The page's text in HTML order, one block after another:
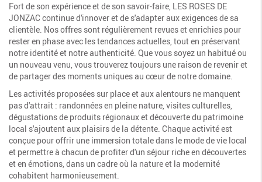
Fort de son expérience et de son savoir-faire, LES ROSES DE
JONZAC continue d'innover et de s'adapter aux exigences de sa
clientèle. Nos offres sont régulièrement revues et enrichies pour
rester en phase avec les tendances actuelles, tout en préservant
notre identité et notre authenticité. Que vous soyez un habitué ou
un nouveau venu, vous trouverez toujours une raison de revenir et
de partager des moments uniques au cœur de notre domaine.
Les activités proposées sur place et aux alentours ne manquent
pas d'attrait : randonnées en pleine nature, visites culturelles,
dégustations de produits régionaux et découverte du patrimoine
local s'ajoutent aux plaisirs de la détente. Chaque activité est
conçue pour offrir une immersion totale dans le mode de vie local
et permettre à chacun de profiter d'un séjour riche en découvertes
et en émotions, dans un cadre où la nature et la modernité
cohabitent harmonieusement.